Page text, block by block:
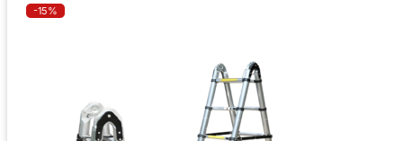
-15%